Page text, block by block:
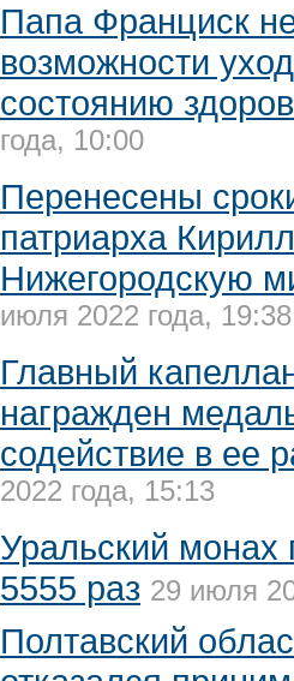
Папа Франциск
возможности
состоянию
года, 10:00
Перенесены
патриарха
Нижегородскую
июля 2022 года, 19:38
Главный
награжден
содействие в ее
2022 года, 15:13
Уральский монах
5555 раз 29 июля
Полтавский